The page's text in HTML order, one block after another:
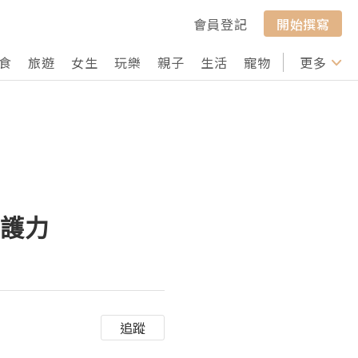
會員登記
開始撰寫
旅遊 女生 玩樂 親子 生活 寵物 行山 打卡
更多
力
追蹤